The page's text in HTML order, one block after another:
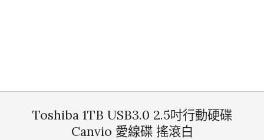
Toshiba 1TB USB3.0 2.5吋行動硬碟
Canvio 愛線碟 搖滾白